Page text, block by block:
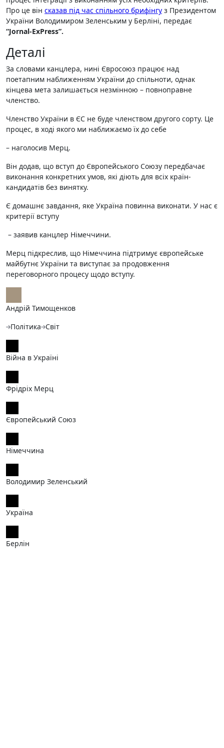
Про це він сказав під час спільного брифінгу з Президентом
України Володимиром Зеленським у Берліні, передає
“Jornal-ExPress”.
Деталі
За словами канцлера, нині Євросоюз працює над
поетапним наближенням України до спільноти, однак
кінцева мета залишається незмінною – повноправне
членство.
Членство України в ЄС не буде членством другого сорту. Це
процес, в ході якого ми наближаємо їх до себе
– наголосив Мерц.
Він додав, що вступ до Європейського Союзу передбачає
виконання конкретних умов, які діють для всіх країн-
кандидатів без винятку.
Є домашнє завдання, яке Україна повинна виконати. У нас є
критерії вступу
– заявив канцлер Німеччини.
Мерц підкреслив, що Німеччина підтримує європейське
майбутнє України та виступає за продовження
переговорного процесу щодо вступу.
Андрій Тимощенков
Політика Світ
Війна в Україні
Фрідріх Мерц
Європейський Союз
Німеччина
Володимир Зеленський
Україна
Берлін